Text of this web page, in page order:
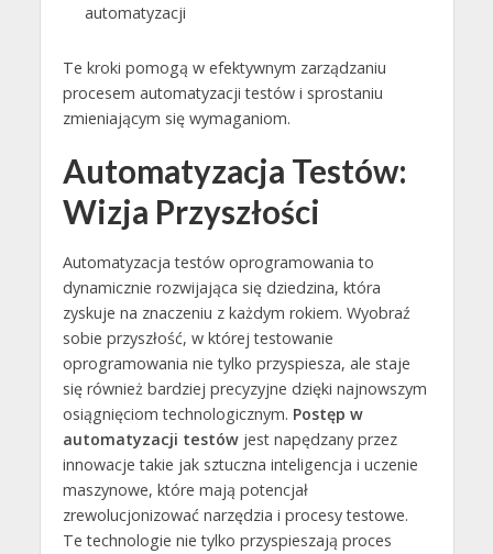
automatyzacji
Te kroki pomogą w efektywnym zarządzaniu
procesem automatyzacji testów i sprostaniu
zmieniającym się wymaganiom.
Automatyzacja Testów:
Wizja Przyszłości
Automatyzacja testów oprogramowania to
dynamicznie rozwijająca się dziedzina, która
zyskuje na znaczeniu z każdym rokiem. Wyobraź
sobie przyszłość, w której testowanie
oprogramowania nie tylko przyspiesza, ale staje
się również bardziej precyzyjne dzięki najnowszym
osiągnięciom technologicznym. Postęp w
automatyzacji testówjest napędzany przez
innowacje takie jak sztuczna inteligencja i uczenie
maszynowe, które mają potencjał
zrewolucjonizować narzędzia i procesy testowe.
Te technologie nie tylko przyspieszają proces